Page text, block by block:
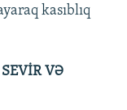
kasıblıq
VƏ